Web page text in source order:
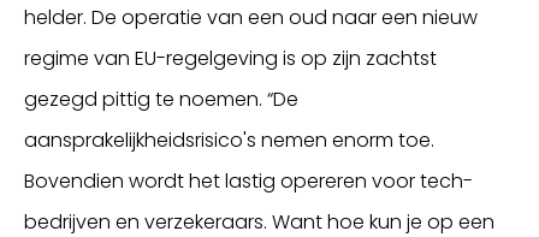
helder. De operatie van een oud naar een nieuw
regime van EU-regelgeving is op zijn zachtst
gezegd pittig te noemen. “De
aansprakelijkheidsrisico's nemen enorm toe.
Bovendien wordt het lastig opereren voor tech-
bedrijven en verzekeraars. Want hoe kun je op een